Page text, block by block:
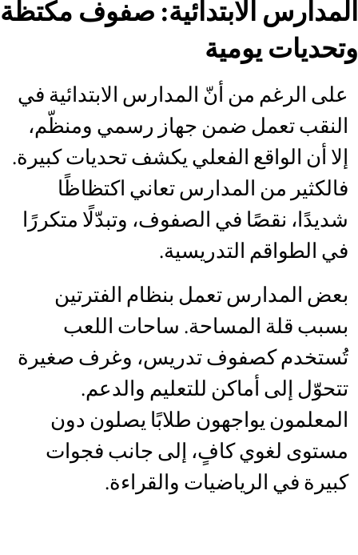
المدارس الابتدائية: صفوف مكتظّة
وتحديات يومية
على الرغم من أنّ المدارس الابتدائية في
النقب تعمل ضمن جهاز رسمي ومنظّم،
إلا أن الواقع الفعلي يكشف تحديات كبيرة.
فالكثير من المدارس تعاني اكتظاظًا
شديدًا، نقصًا في الصفوف، وتبدّلًا متكررًا
في الطواقم التدريسية.
بعض المدارس تعمل بنظام الفترتين
بسبب قلة المساحة. ساحات اللعب
تُستخدم كصفوف تدريس، وغرف صغيرة
تتحوّل إلى أماكن للتعليم والدعم.
المعلمون يواجهون طلابًا يصلون دون
مستوى لغوي كافٍ، إلى جانب فجوات
كبيرة في الرياضيات والقراءة.